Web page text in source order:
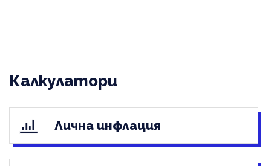
Калкулатори
Лична инфлация